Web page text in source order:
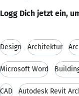
Logg Dich jetzt ein,
Design Architektur
Microsoft Word
CAD Autodesk Revit